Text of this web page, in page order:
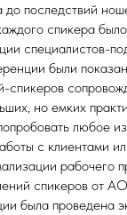
до последствий
спикера
специалистов-
были
спикеров
но емких
любое
с клиентами
рабочего
спикеров от
была проведена